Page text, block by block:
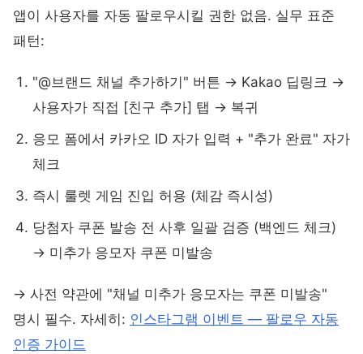
앱이 사용자를 자동 팔로우시킬 권한 없음. 실무 표준
패턴:
"@브랜드 채널 추가하기" 버튼 → Kakao 딥링크 →
사용자가 직접 [친구 추가] 탭 → 복귀
응모 폼에서 카카오 ID 자가 입력 + "추가 완료" 자가
체크
즉시 룰렛 게임 진입 허용 (체감 즉시성)
당첨자 쿠폰 발송 전 사후 일괄 검증 (백엔드 체크)
→ 미추가 응모자 쿠폰 미발송
→ 사전 약관에 "채널 미추가 응모자는 쿠폰 미발송"
명시 필수. 자세히: 인스타그램 이벤트 — 팔로우 자동
인증 가이드